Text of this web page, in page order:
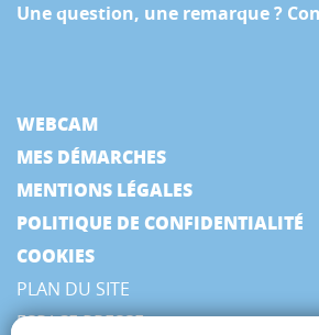
Une question, une remarque ?
WEBCAM
MES DÉMARCHES
MENTIONS LÉGALES
POLITIQUE DE CONFIDENTIALITÉ
COOKIES
PLAN DU SITE
ESPACE PRESSE